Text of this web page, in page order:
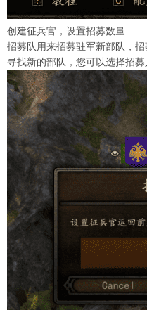
创建征兵官，设置招募数量
招募队用来招募驻军新部队，
寻找新的部队，您可以选择招募